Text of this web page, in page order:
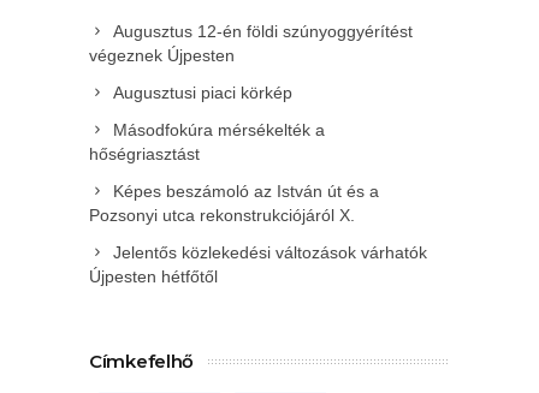
Augusztus 12-én földi szúnyoggyérítést
végeznek Újpesten
Augusztusi piaci körkép
Másodfokúra mérsékelték a
hőségriasztást
Képes beszámoló az István út és a
Pozsonyi utca rekonstrukciójáról X.
Jelentős közlekedési változások várhatók
Újpesten hétfőtől
Címkefelhő